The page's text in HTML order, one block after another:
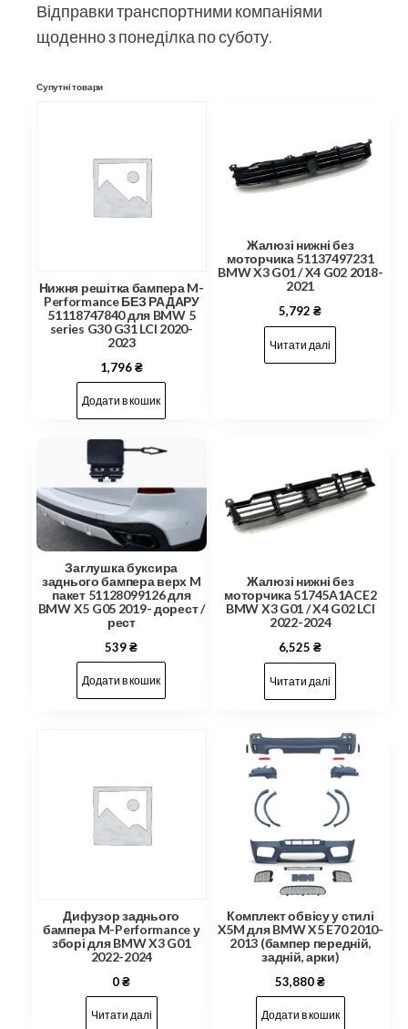
Відправки транспортними компаніями
щоденно з понеділка по суботу.
Супутні товари
Нижня решітка бампера M-
Performance БЕЗ РАДАРУ
51118747840 для BMW 5
series G30 G31 LCI 2020-
2023
1,796₴
Додати в кошик
Жалюзі нижні без
моторчика 51137497231
BMW X3 G01 / X4 G02 2018-
2021
5,792₴
Читати далі
Заглушка буксира
заднього бампера верх M
пакет 51128099126 для
BMW X5 G05 2019- дорест /
рест
539₴
Додати в кошик
Жалюзі нижні без
моторчика 51745A1ACE2
BMW X3 G01 / X4 G02 LCI
2022-2024
6,525₴
Читати далі
Дифузор заднього
бампера M-Performance у
зборі для BMW X3 G01
2022-2024
0₴
Читати далі
Комплект обвісу у стилі
X5M для BMW X5 E70 2010-
2013 (бампер передній,
задній, арки)
53,880₴
Додати в кошик